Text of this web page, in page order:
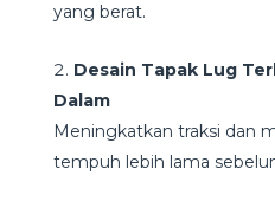
yang berat.
Desain Tapak Lug
Dalam
Meningkatkan traksi dan
tempuh lebih lama